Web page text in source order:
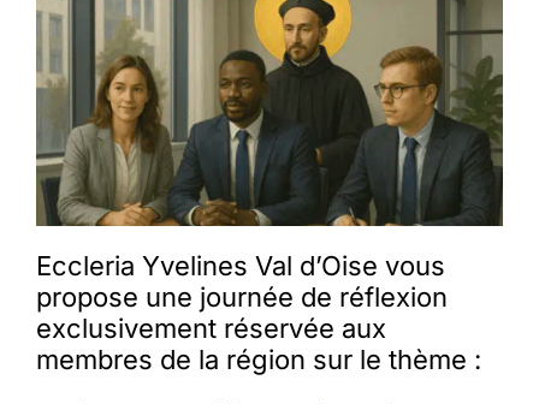
Nous soutenir
La revue Responsables
Eccleria Yvelines Val d’Oise vous
propose une journée de réflexion
exclusivement réservée aux
membres de la région sur le thème :